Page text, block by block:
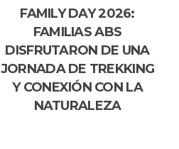
FAMILY DAY 2026:
FAMILIAS ABS
DISFRUTARON DE UNA
JORNADA DE TREKKING
Y CONEXIÓN CON LA
NATURALEZA